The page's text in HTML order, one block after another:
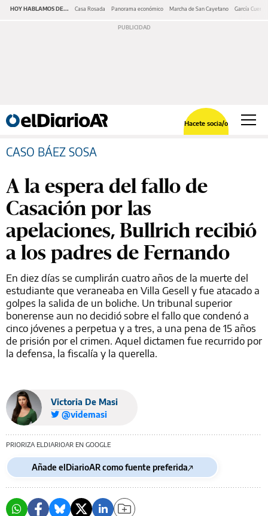
HOY HABLAMOS DE... Casa Rosada Panorama económico Marcha de San Cayetano García Cuerva
Hacete socia/o
CASO BÁEZ SOSA
A la espera del fallo de
Casación por las
apelaciones, Bullrich recibió
a los padres de Fernando
En diez días se cumplirán cuatro años de la muerte del
estudiante que veraneaba en Villa Gesell y fue atacado a
golpes la salida de un boliche. Un tribunal superior
bonerense aun no decidió sobre el fallo que condenó a
cinco jóvenes a perpetua y a tres, a una pena de 15 años
de prisión por el crimen. Aquel dictamen fue recurrido por
la defensa, la fiscalía y la querella.
Victoria De Masi
@videmasi
PRIORIZA ELDIARIOAR EN GOOGLE
Añade elDiarioAR como fuente preferida